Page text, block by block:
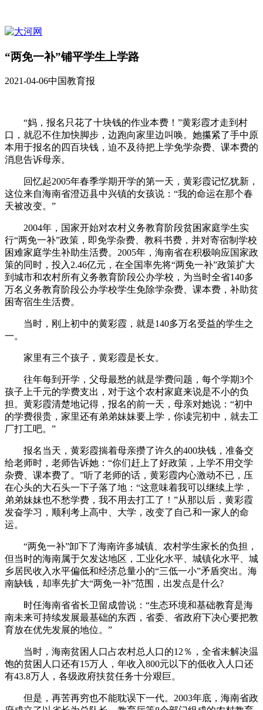
“两免一补”铺平学生上学路
2021-04-06中国教育报
“妈，报名只花了十块钱的作业本费！”黄彩霞才走到村
口，就忍不住加快脚步，边跑向家里边叫唤。她攥紧了手中原
本用于报名的四百块钱，迫不及待把上学免学杂费、课本费的
消息告诉母亲。
回忆起2005年春季学期开学的第一天，黄彩霞记忆犹新，
这位来自海南省澄迈县中兴镇的女孩说：“我的命运在那个春
天被改变。”
2004年，国家开始对农村义务教育阶段贫困家庭学生实
行“两免一补”政策，即免学杂费、教科书费，并对寄宿制学校
困难家庭学生补助生活费。2005年，海南省在积极响应国家政
策的同时，投入2.46亿元，在全国率先将“两免一补”政策扩大
到城市和农村所有义务教育阶段公办学校，为当时全省140多
万名义务教育阶段公办学校学生免除学杂费、课本费，补助贫
困寄宿生生活费。
当时，刚上初中的黄彩霞，就是140多万名受益的学生之
一。
家里有三个孩子，黄彩霞是长女。
往年每到开学，父母最愁的就是学费问题，每个学期3个
孩子上千元的学费支出，对于这个农村家庭来说是不小的负
担。黄彩霞清楚地记得，报名的前一天，母亲对她说：“初中
的学费很贵，家里还有弟弟妹妹要上学，你读完初中，就去工
厂打工吧。”
报名当天，黄彩霞揣着母亲攒了许久的400块钱，准备交
给老师时，老师告诉她：“你们赶上了好政策，上学不用交学
杂费、课本费了。”听了老师的话，黄彩霞内心激动不已，压
在心头的大石头一下子落了地：“这意味着我可以继续上学，
弟弟妹妹也不愁学费，我不用去打工了！”从那以后，黄彩霞
发奋学习，顺利考上高中、大学，改变了自己和一家人的命
运。
“两免一补”卸下了海南许多城镇、农村学生家长的负担，
但当时的海南属于欠发达地区，工业化水平、城镇化水平、城
乡居民收入水平偏低和经济总量小的“三低一小”矛盾突出。海
南缺钱，却率先扩大“两免一补”范围，出发点是什么?
时任海南省省长卫留成曾说：“生态环境和基础教育是海
南未来可持续发展最基础的东西，省委、省政府下决心要把教
育放在优先发展的地位。”
当时，海南贫困人口占农村总人口的12％，全省未解决温
饱的贫困人口还有15万人，年收入800元以下的低收入人口还
有43.8万人，各级政府扶贫任务十分艰巨。
但是，再苦再穷也不能耽误下一代。2003年底，海南省政